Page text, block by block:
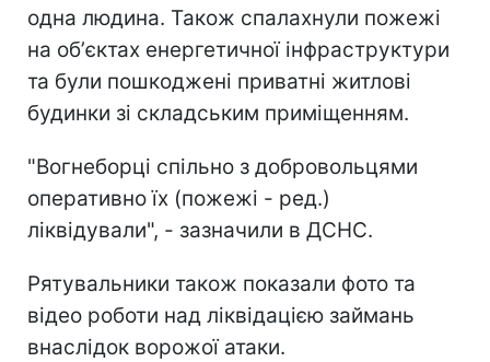
одна людина. Також спалахнули пожежі
на обʼєктах енергетичної інфраструктури
та були пошкоджені приватні житлові
будинки зі складським приміщенням.
"Вогнеборці спільно з добровольцями
оперативно їх (пожежі - ред.)
ліквідували", - зазначили в ДСНС.
Рятувальники також показали фото та
відео роботи над ліквідацією займань
внаслідок ворожої атаки.